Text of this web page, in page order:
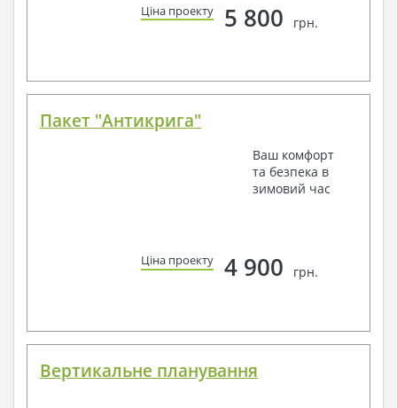
Ціна проекту 5 800 грн.
Пакет "Антикрига"
Ваш комфорт
та безпека в
зимовий час
Ціна проекту 4 900 грн.
Вертикальне планування